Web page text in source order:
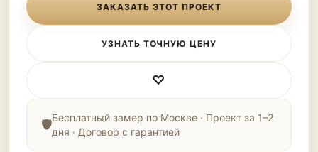
ЗАКАЗАТЬ ЭТОТ ПРОЕКТ
УЗНАТЬ ТОЧНУЮ ЦЕНУ
♡
Бесплатный замер по Москве · Проект за 1–2
дня · Договор с гарантией